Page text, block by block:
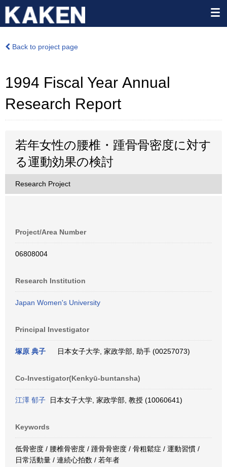
Back to project page
1994 Fiscal Year Annual
Research Report
若年女性の腰椎・踵骨骨密度に対す
る運動効果の検討
Research Project
Project/Area Number
06808004
Research Institution
Japan Women's University
Principal Investigator
塚原 典子 日本女子大学, 家政学部, 助手 (00257073)
Co-Investigator(Kenkyū-buntansha)
江澤 郁子 日本女子大学, 家政学部, 教授 (10060641)
Keywords
低骨密度 / 腰椎骨密度 / 踵骨骨密度 / 骨粗鬆症 / 運動習慣 /
日常活動量 / 連続心拍数 / 若年者